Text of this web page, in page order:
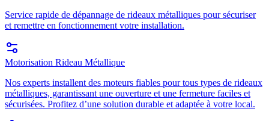
Service rapide de dépannage de rideaux métalliques pour sécuriser
et remettre en fonctionnement votre installation.
Motorisation Rideau Métallique
Nos experts installent des moteurs fiables pour tous types de rideaux
métalliques, garantissant une ouverture et une fermeture faciles et
sécurisées. Profitez d’une solution durable et adaptée à votre local.